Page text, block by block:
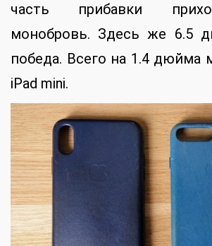
часть прибавки
монобровь. Здесь же 6.5
победа. Всего на 1.4 дюйма
iPad mini.